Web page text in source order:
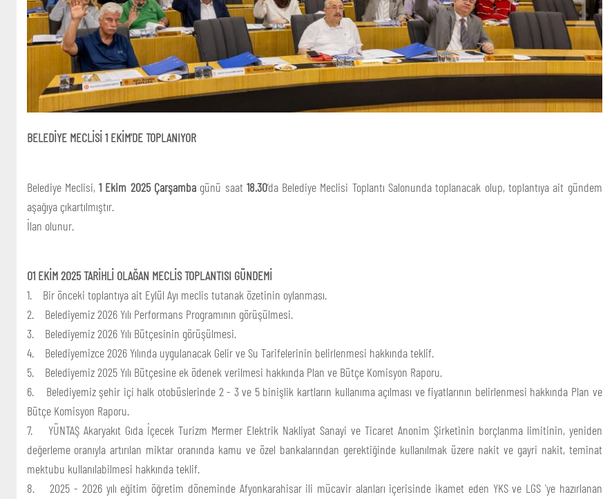
BELEDİYE MECLİSİ 1 EKİM'DE TOPLANIYOR
Belediye Meclisi,1 Ekim 2025 Çarşamba günü saat 18.30’da Belediye Meclisi Toplantı Salonunda toplanacak olup, toplantıya ait gündem
aşağıya çıkartılmıştır.
İlan olunur.
01 EKİM 2025 TARİHLİ OLAĞAN MECLİS TOPLANTISI GÜNDEMİ
1. Bir önceki toplantıya ait Eylül Ayı meclis tutanak özetinin oylanması.
2. Belediyemiz 2026 Yılı Performans Programının görüşülmesi.
3. Belediyemiz 2026 Yılı Bütçesinin görüşülmesi.
4. Belediyemizce 2026 Yılında uygulanacak Gelir ve Su Tarifelerinin belirlenmesi hakkında teklif.
5. Belediyemiz 2025 Yılı Bütçesine ek ödenek verilmesi hakkında Plan ve Bütçe Komisyon Raporu.
6. Belediyemiz şehir içi halk otobüslerinde 2 - 3 ve 5 binişlik kartların kullanıma açılması ve fiyatlarının belirlenmesi hakkında Plan ve
Bütçe Komisyon Raporu.
7. YÜNTAŞ Akaryakıt Gıda İçecek Turizm Mermer Elektrik Nakliyat Sanayi ve Ticaret Anonim Şirketinin borçlanma limitinin, yeniden
değerleme oranıyla artırılan miktar oranında kamu ve özel bankalarından gerektiğinde kullanılmak üzere nakit ve gayri nakit, teminat
mektubu kullanılabilmesi hakkında teklif.
8. 2025 - 2026 yılı eğitim öğretim döneminde Afyonkarahisar ili mücavir alanları içerisinde ikamet eden YKS ve LGS 'ye hazırlanan